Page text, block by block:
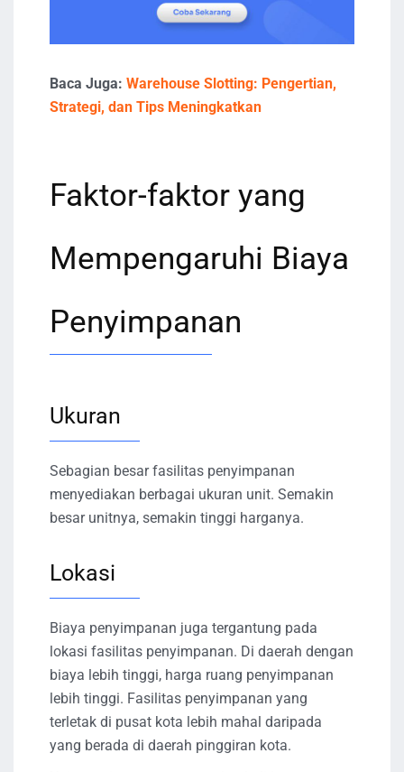
Baca Juga: Warehouse Slotting: Pengertian,
Strategi, dan Tips Meningkatkan
Faktor-faktor yang
Mempengaruhi Biaya
Penyimpanan
Ukuran
Sebagian besar fasilitas penyimpanan
menyediakan berbagai ukuran unit. Semakin
besar unitnya, semakin tinggi harganya.
Lokasi
Biaya penyimpanan juga tergantung pada
lokasi fasilitas penyimpanan. Di daerah dengan
biaya lebih tinggi, harga ruang penyimpanan
lebih tinggi. Fasilitas penyimpanan yang
terletak di pusat kota lebih mahal daripada
yang berada di daerah pinggiran kota.